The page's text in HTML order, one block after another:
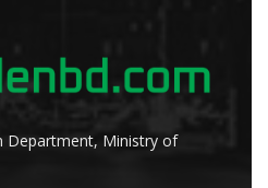
Department, Ministry of